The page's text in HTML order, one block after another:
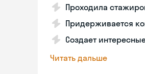
Проходила
Придерживается
Создает
Читать дальше